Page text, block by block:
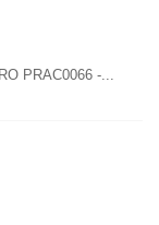
PRAC0066 -...